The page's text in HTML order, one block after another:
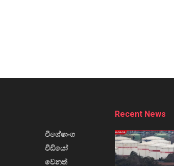
විශේෂාංග
වීඩියෝ
වෙනත්
Recent News